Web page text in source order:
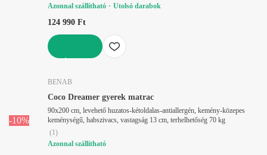
Azonnal szállítható
Utolsó darabok
124 990 Ft
-10%
BENAB
Coco Dreamer gyerek matrac
90x200 cm, levehető huzatos-kétoldalas-antiallergén, kemény-közepes
keménységű, habszivacs, vastagság 13 cm, terhelhetőség 70 kg
(1)
Azonnal szállítható